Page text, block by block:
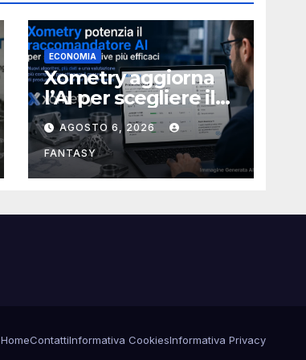
ECONOMIA
Xometry aggiorna
l’AI per scegliere il
processo produttivo
più adatto
AGOSTO 6, 2026
FANTASY
HomeContattiInformativa CookiesInformativa Privacy